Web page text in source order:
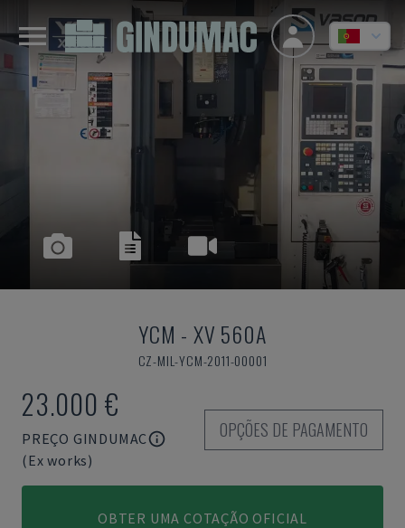
YCM -XV 560A
CZ-MIL-YCM-2011-00001
23.000 €
PREÇO GINDUMAC
(Ex works)
OPÇÕES DE PAGAMENTO
OBTER UMA COTAÇÃO OFICIAL